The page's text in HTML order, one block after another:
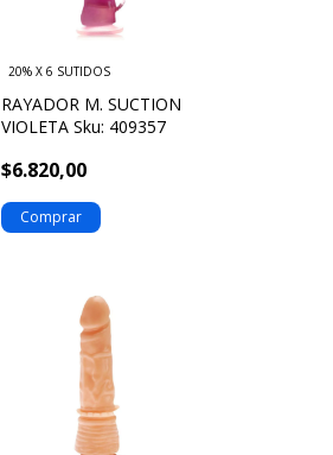
RAYADOR M. SUCTION
VIOLETA Sku: 409357
$6.820,00
20% X 6 SUTIDOS